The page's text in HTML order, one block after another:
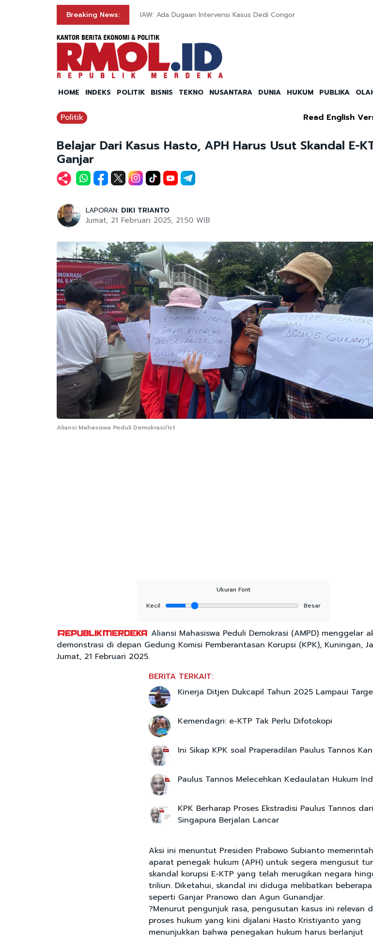
Breaking News: IAW: Ada Dugaan Intervensi Kasus Dedi Congor
HOME INDEKS POLITIK BISNIS TEKNO NUSANTARA DUNIA HUKUM PUBLIKA
Politik Read English
Belajar Dari Kasus Hasto, APH Harus Usut Skandal E-
Ganjar
LAPORAN: DIKI TRIANTO
Jumat, 21 Februari 2025, 21:50 WIB
Aliansi Mahasiswa Peduli Demokrasi/Ist
Ukuran Font
Kecil
Besar
Aliansi Mahasiswa Peduli Demokrasi (AMPD) menggelar
demonstrasi di depan Gedung Komisi Pemberantasan Korupsi (KPK), Kuningan,
Jumat, 21 Februari 2025.
BERITA TERKAIT:
Kinerja Ditjen Dukcapil Tahun 2025 Lampaui
Kemendagri: e-KTP Tak Perlu Difotokopi
Ini Sikap KPK soal Praperadilan Paulus Tannos
Paulus Tannos Melecehkan Kedaulatan Hukum
KPK Berharap Proses Ekstradisi Paulus Tannos dari
Singapura Berjalan Lancar
Aksi ini menuntut Presiden Prabowo Subianto
aparat penegak hukum (APH) untuk segera mengusut
skandal korupsi E-KTP yang telah merugikan negara
triliun. Diketahui, skandal ini diduga melibatkan
seperti Ganjar Pranowo dan Agun Gunandjar.
?Menurut pengunjuk rasa, pengusutan kasus ini relevan
proses hukum yang kini dijalani Hasto Kristiyanto yang
menunjukkan bahwa penegakan hukum harus berlanjut